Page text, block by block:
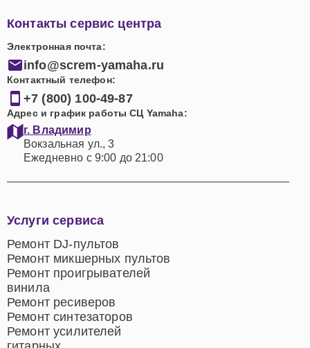
Контакты сервис центра
Электронная почта:
info@screm-yamaha.ru
Контактный телефон:
+7 (800) 100-49-87
Адрес и график работы СЦ Yamaha:
г. Владимир
Вокзальная ул., 3
Ежедневно с 9:00 до 21:00
Услуги сервиса
Ремонт DJ-пультов
Ремонт микшерных пультов
Ремонт проигрывателей
винила
Ремонт ресиверов
Ремонт синтезаторов
Ремонт усилителей